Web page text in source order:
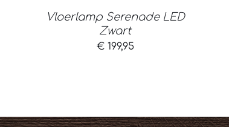
Vloerlamp Serenade LED
Zwart
€199,95